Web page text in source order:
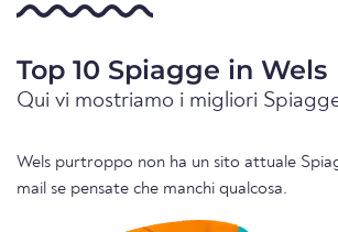
Top 10 Spiagge in Wels
Qui vi mostriamo i migliori
Wels purtroppo non ha un sito attuale
mail se pensate che manchi qualcosa.